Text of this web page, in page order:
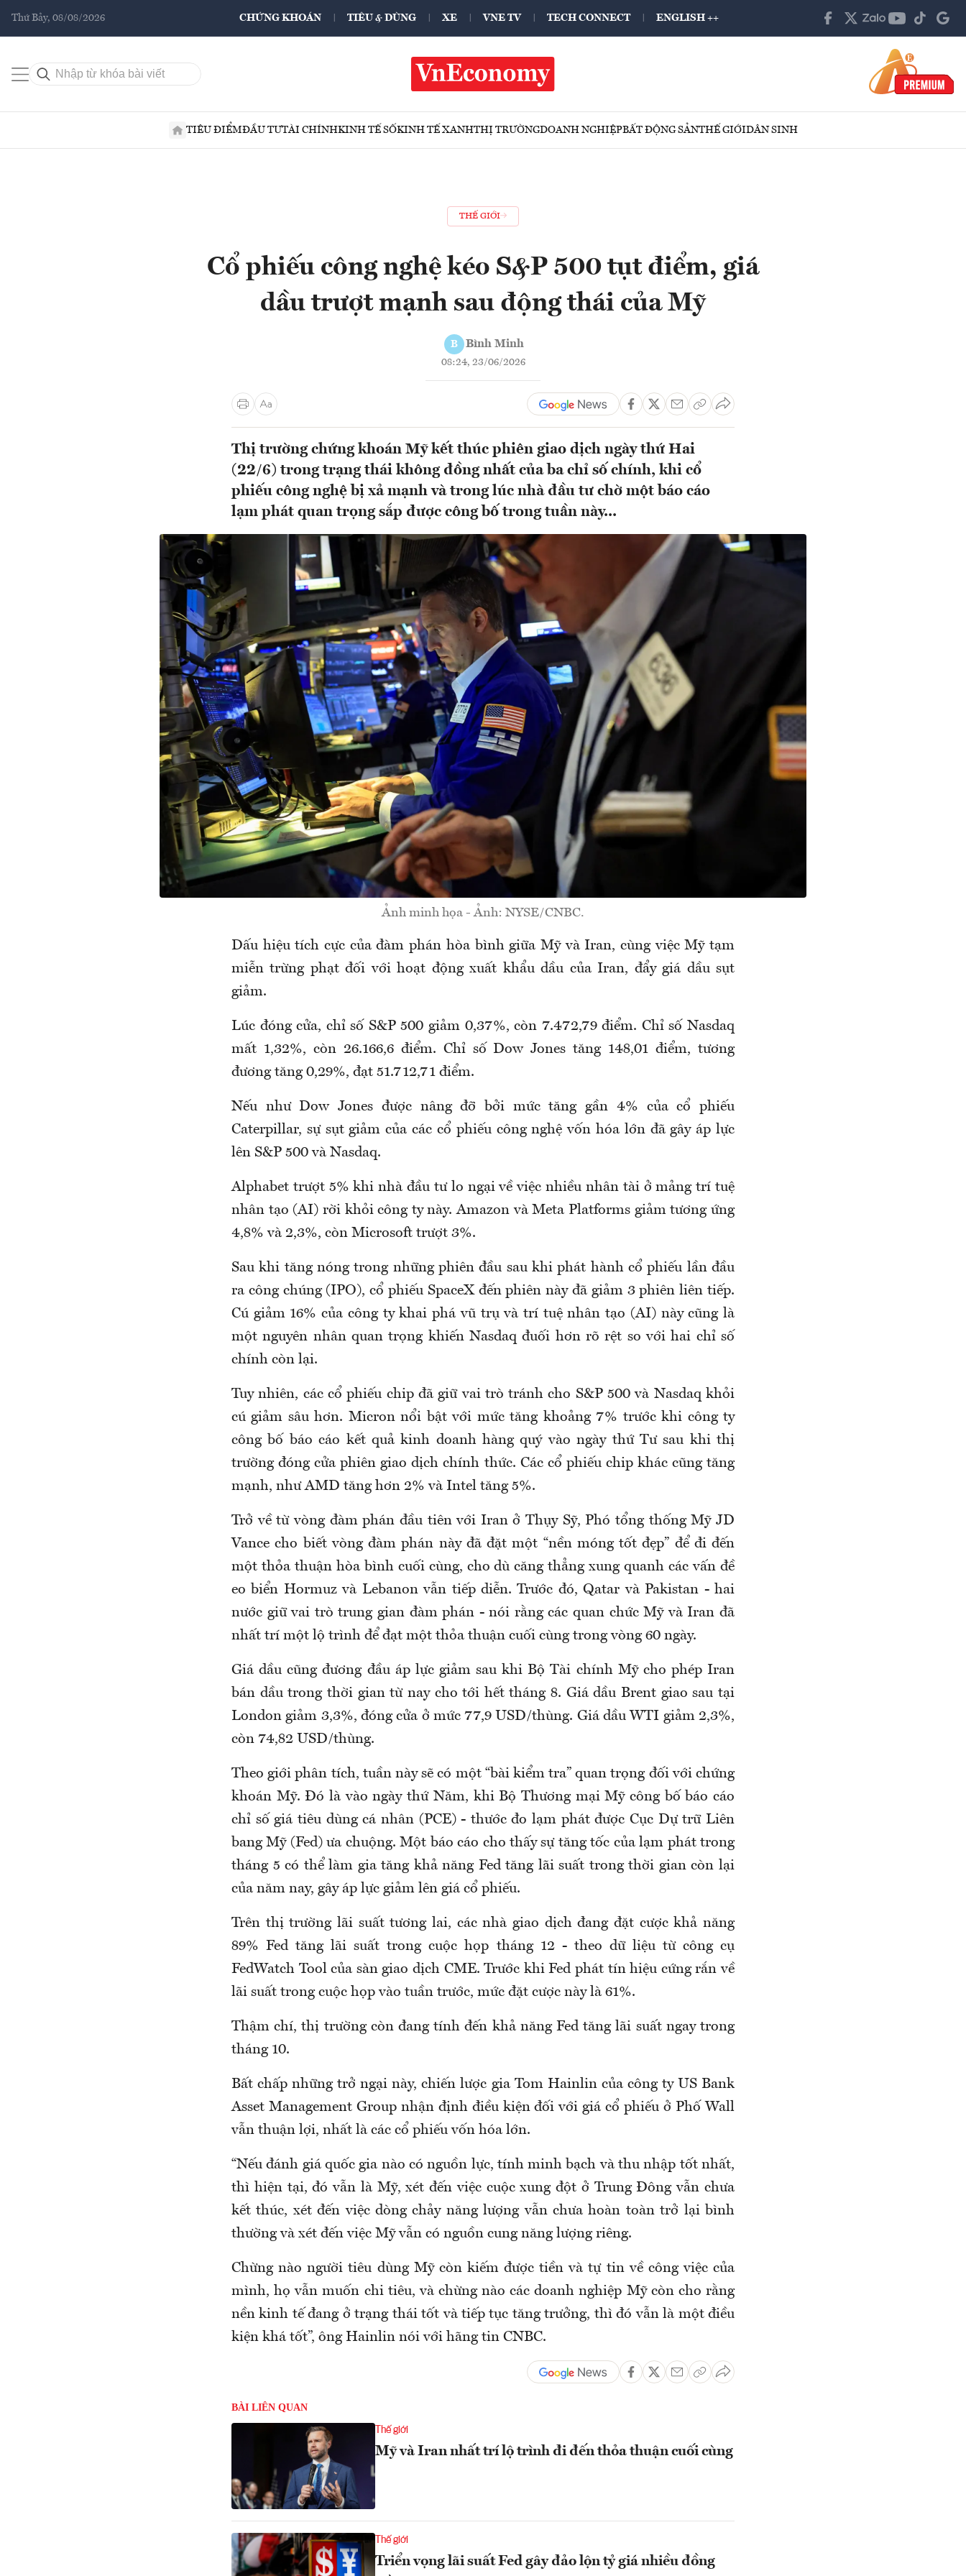
Thứ Bảy, 08/08/2026 CHỨNG KHOÁN TIÊU & DÙNG XE VNE TV TECH CONNECT ENGLISH ++
TIÊU ĐIỂMĐẦU TƯTÀI CHÍNHKINH TẾ SỐKINH TẾ XANHTHỊ TRƯỜNGDOANH NGHIỆPBẤT ĐỘNG SẢNTHẾ GIỚIDÂN SINH
THẾ GIỚI
Cổ phiếu công nghệ kéo S&P 500 tụt điểm, giá
dầu trượt mạnh sau động thái của Mỹ
B Bình Minh
08:24, 23/06/2026
Thị trường chứng khoán Mỹ kết thúc phiên giao dịch ngày thứ Hai
(22/6) trong trạng thái không đồng nhất của ba chỉ số chính, khi cổ
phiếu công nghệ bị xả mạnh và trong lúc nhà đầu tư chờ một báo cáo
lạm phát quan trọng sắp được công bố trong tuần này...
Ảnh minh họa - Ảnh: NYSE/CNBC.
Dấu hiệu tích cực của đàm phán hòa bình giữa Mỹ và Iran, cùng việc Mỹ tạm
miễn trừng phạt đối với hoạt động xuất khẩu dầu của Iran, đẩy giá dầu sụt
giảm.
Lúc đóng cửa, chỉ số S&P 500 giảm 0,37%, còn 7.472,79 điểm. Chỉ số Nasdaq
mất 1,32%, còn 26.166,6 điểm. Chỉ số Dow Jones tăng 148,01 điểm, tương
đương tăng 0,29%, đạt 51.712,71 điểm.
Nếu như Dow Jones được nâng đỡ bởi mức tăng gần 4% của cổ phiếu
Caterpillar, sự sụt giảm của các cổ phiếu công nghệ vốn hóa lớn đã gây áp lực
lên S&P 500 và Nasdaq.
Alphabet trượt 5% khi nhà đầu tư lo ngại về việc nhiều nhân tài ở mảng trí tuệ
nhân tạo (AI) rời khỏi công ty này. Amazon và Meta Platforms giảm tương ứng
4,8% và 2,3%, còn Microsoft trượt 3%.
Sau khi tăng nóng trong những phiên đầu sau khi phát hành cổ phiếu lần đầu
ra công chúng (IPO), cổ phiếu SpaceX đến phiên này đã giảm 3 phiên liên tiếp.
Cú giảm 16% của công ty khai phá vũ trụ và trí tuệ nhân tạo (AI) này cũng là
một nguyên nhân quan trọng khiến Nasdaq đuối hơn rõ rệt so với hai chỉ số
chính còn lại.
Tuy nhiên, các cổ phiếu chip đã giữ vai trò tránh cho S&P 500 và Nasdaq khỏi
cú giảm sâu hơn. Micron nổi bật với mức tăng khoảng 7% trước khi công ty
công bố báo cáo kết quả kinh doanh hàng quý vào ngày thứ Tư sau khi thị
trường đóng cửa phiên giao dịch chính thức. Các cổ phiếu chip khác cũng tăng
mạnh, như AMD tăng hơn 2% và Intel tăng 5%.
Trở về từ vòng đàm phán đầu tiên với Iran ở Thụy Sỹ, Phó tổng thống Mỹ JD
Vance cho biết vòng đàm phán này đã đặt một “nền móng tốt đẹp” để đi đến
một thỏa thuận hòa bình cuối cùng, cho dù căng thẳng xung quanh các vấn đề
eo biển Hormuz và Lebanon vẫn tiếp diễn. Trước đó, Qatar và Pakistan - hai
nước giữ vai trò trung gian đàm phán - nói rằng các quan chức Mỹ và Iran đã
nhất trí một lộ trình để đạt một thỏa thuận cuối cùng trong vòng 60 ngày.
Giá dầu cũng đương đầu áp lực giảm sau khi Bộ Tài chính Mỹ cho phép Iran
bán dầu trong thời gian từ nay cho tới hết tháng 8. Giá dầu Brent giao sau tại
London giảm 3,3%, đóng cửa ở mức 77,9 USD/thùng. Giá dầu WTI giảm 2,3%,
còn 74,82 USD/thùng.
Theo giới phân tích, tuần này sẽ có một “bài kiểm tra” quan trọng đối với chứng
khoán Mỹ. Đó là vào ngày thứ Năm, khi Bộ Thương mại Mỹ công bố báo cáo
chỉ số giá tiêu dùng cá nhân (PCE) - thước đo lạm phát được Cục Dự trữ Liên
bang Mỹ (Fed) ưa chuộng. Một báo cáo cho thấy sự tăng tốc của lạm phát trong
tháng 5 có thể làm gia tăng khả năng Fed tăng lãi suất trong thời gian còn lại
của năm nay, gây áp lực giảm lên giá cổ phiếu.
Trên thị trường lãi suất tương lai, các nhà giao dịch đang đặt cược khả năng
89% Fed tăng lãi suất trong cuộc họp tháng 12 - theo dữ liệu từ công cụ
FedWatch Tool của sàn giao dịch CME. Trước khi Fed phát tín hiệu cứng rắn về
lãi suất trong cuộc họp vào tuần trước, mức đặt cược này là 61%.
Thậm chí, thị trường còn đang tính đến khả năng Fed tăng lãi suất ngay trong
tháng 10.
Bất chấp những trở ngại này, chiến lược gia Tom Hainlin của công ty US Bank
Asset Management Group nhận định điều kiện đối với giá cổ phiếu ở Phố Wall
vẫn thuận lợi, nhất là các cổ phiếu vốn hóa lớn.
“Nếu đánh giá quốc gia nào có nguồn lực, tính minh bạch và thu nhập tốt nhất,
thì hiện tại, đó vẫn là Mỹ, xét đến việc cuộc xung đột ở Trung Đông vẫn chưa
kết thúc, xét đến việc dòng chảy năng lượng vẫn chưa hoàn toàn trở lại bình
thường và xét đến việc Mỹ vẫn có nguồn cung năng lượng riêng.
Chừng nào người tiêu dùng Mỹ còn kiếm được tiền và tự tin về công việc của
mình, họ vẫn muốn chi tiêu, và chừng nào các doanh nghiệp Mỹ còn cho rằng
nền kinh tế đang ở trạng thái tốt và tiếp tục tăng trưởng, thì đó vẫn là một điều
kiện khá tốt”, ông Hainlin nói với hãng tin CNBC.
BÀI LIÊN QUAN
Thế giới
Mỹ và Iran nhất trí lộ trình đi đến thỏa thuận cuối cùng
Thế giới
Triển vọng lãi suất Fed gây đảo lộn tỷ giá nhiều đồng